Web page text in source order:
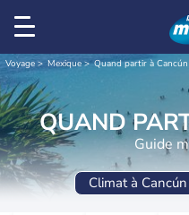
Voyage Mexique Quand partir à Cancún
QUAND
Guide
Climat à Cancún